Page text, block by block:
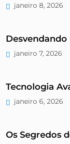
janeiro 8, 2026
Desvendando
janeiro 7, 2026
Tecnologia
janeiro 6, 2026
Os Segredos